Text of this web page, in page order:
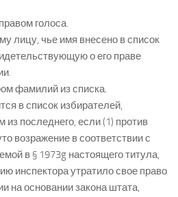
голоса.
лицу, чье имя внесено в список
о его праве
фамилий из списка.
в список избирателей,
из последнего, если (1) против
возражение в соответствии с
в § 1973g настоящего титула,
инспектора утратило свое право
на основании закона штата,